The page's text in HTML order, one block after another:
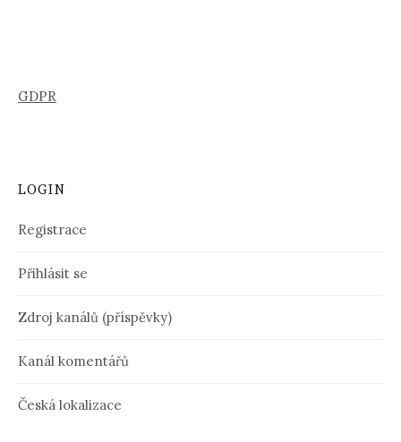
GDPR
LOGIN
Registrace
Přihlásit se
Zdroj kanálů (příspěvky)
Kanál komentářů
Česká lokalizace